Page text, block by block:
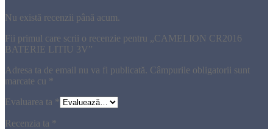
Nu există recenzii până acum.
Fii primul care scrii o recenzie pentru „CAMELION CR2016
BATERIE LITIU 3V”
Adresa ta de email nu va fi publicată. Câmpurile obligatorii sunt
marcate cu *
Evaluarea ta *
Recenzia ta *